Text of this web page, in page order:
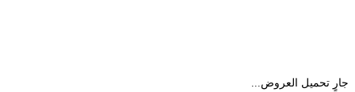
تحميل العروض...